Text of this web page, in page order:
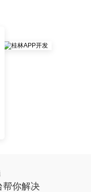
帮你解决